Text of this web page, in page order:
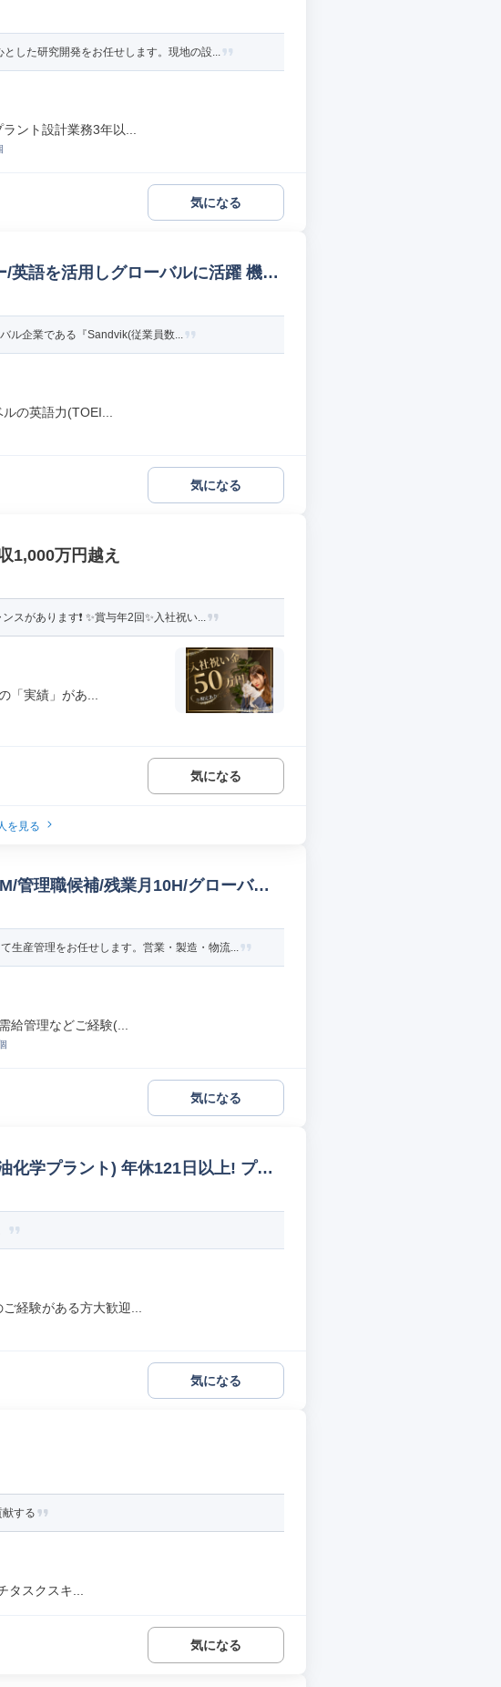
した研究開発をお任せします。現地の設...
ント設計業務3年以...
気になる
英語を活用しグローバルに活躍 機械/
ル企業である『Sandvik(従業員数...
の英語力(TOEI...
気になる
1,000万円越え
スがあります❗ ✨賞与年2回✨入社祝い...
「実績」があ...
気になる
を見る
管理職候補/残業月10H/グローバル
生産管理をお任せします。営業・製造・物流...
給管理などご経験(...
気になる
化学プラント) 年休121日以上! プラ
経験がある方大歓迎...
気になる
する
スクスキ...
気になる